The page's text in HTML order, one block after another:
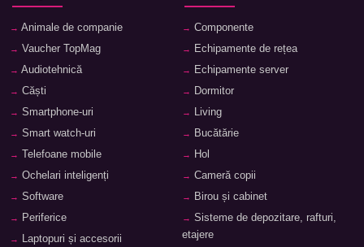
Animale de companie
Vaucher TopMag
Audiotehnică
Căști
Smartphone-uri
Smart watch-uri
Telefoane mobile
Ochelari inteligenți
Software
Periferice
Laptopuri și accesorii
Componente
Echipamente de rețea
Echipamente server
Dormitor
Living
Bucătărie
Hol
Cameră copii
Birou și cabinet
Sisteme de depozitare, rafturi,
etajere